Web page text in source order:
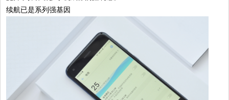
续航已是系列强基因